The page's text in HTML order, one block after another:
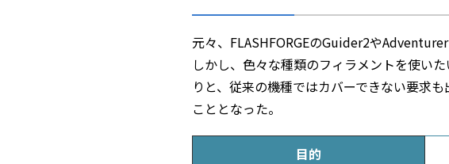
元々、FLASHFORGEのGuider2や
しかし、色々な種類のフィラメントを使い
りと、従来の機種ではカバーできない要求
こととなった。
目的